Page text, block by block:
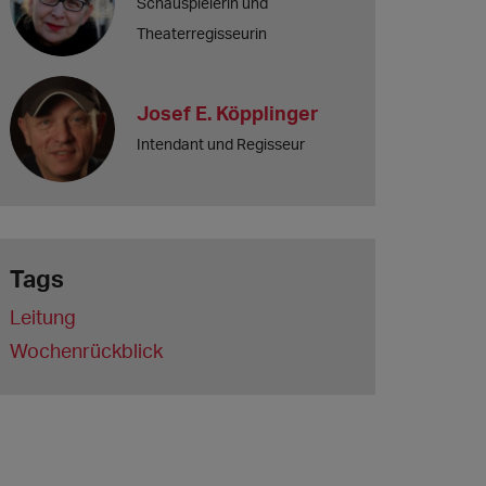
Theaterregisseurin
Josef E. Köpplinger
Intendant und Regisseur
Tags
Leitung
Wochenrückblick